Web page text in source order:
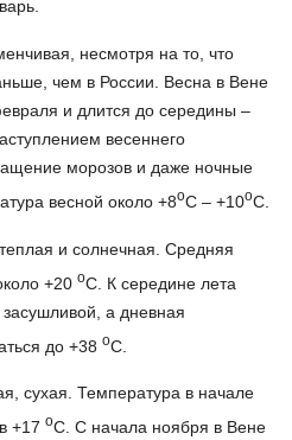
несмотря на то, что
чем в России. Весна в Вене
и длится до середины –
весеннего
морозов и даже ночные
весной около +8oC – +10oC.
и солнечная. Средняя
+20 oC. К середине лета
засушливой, а дневная
до +38 oC.
сухая. Температура в начале
+17 oC. С начала ноября в Вене